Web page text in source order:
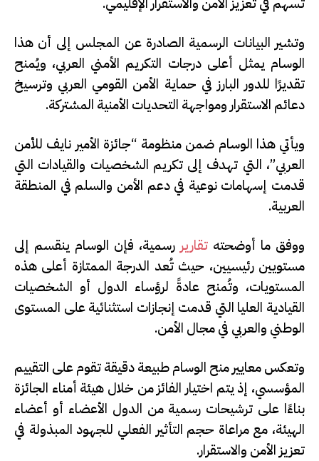
وتشير البيانات الرسمية الصادرة عن المجلس إلى أن هذا
الوسام يمثل أعلى درجات التكريم الأمني العربي، ويُمنح
تقديرًا للدور البارز في حماية الأمن القومي العربي وترسيخ
دعائم الاستقرار ومواجهة التحديات الأمنية المشتركة.
ويأتي هذا الوسام ضمن منظومة “جائزة الأمير نايف للأمن
العربي”، التي تهدف إلى تكريم الشخصيات والقيادات التي
قدمت إسهامات نوعية في دعم الأمن والسلم في المنطقة
العربية.
ووفق ما أوضحته تقارير رسمية، فإن الوسام ينقسم إلى
مستويين رئيسيين، حيث تُعد الدرجة الممتازة أعلى هذه
المستويات، وتُمنح عادةً لرؤساء الدول أو الشخصيات
القيادية العليا التي قدمت إنجازات استثنائية على المستوى
الوطني والعربي في مجال الأمن.
وتعكس معايير منح الوسام طبيعة دقيقة تقوم على التقييم
المؤسسي، إذ يتم اختيار الفائز من خلال هيئة أمناء الجائزة
بناءًا على ترشيحات رسمية من الدول الأعضاء أو أعضاء
الهيئة، مع مراعاة حجم التأثير الفعلي للجهود المبذولة في
تعزيز الأمن والاستقرار.